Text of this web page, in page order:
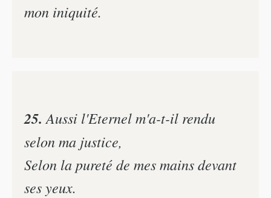
mon iniquité.
25. Aussi l'Eternel m'a-t-il rendu
selon ma justice,
Selon la pureté de mes mains devant
ses yeux.